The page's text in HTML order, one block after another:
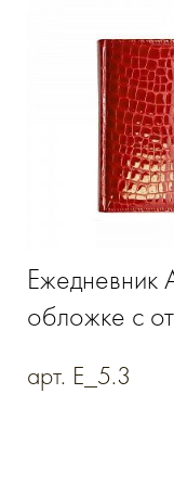
Ежедневник
обложке c
арт. E_5.3